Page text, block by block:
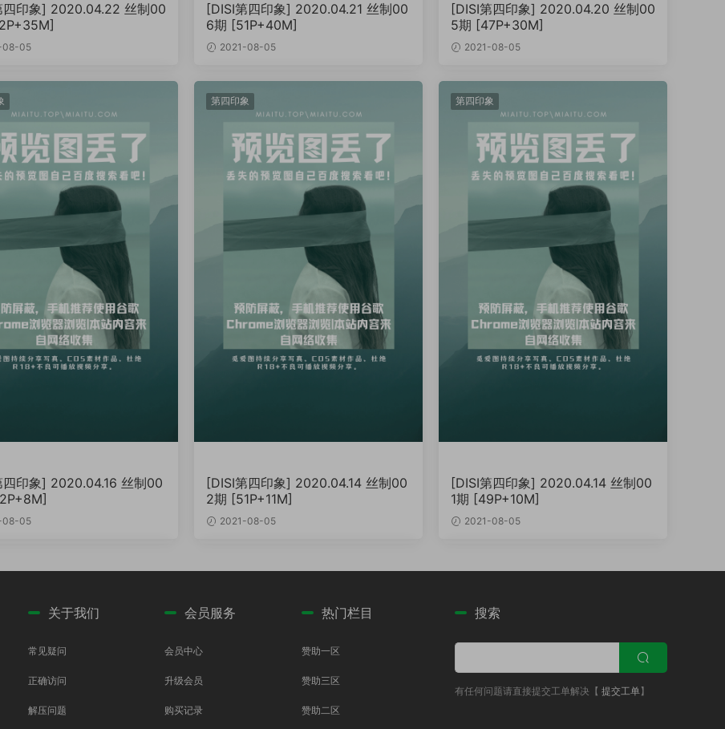
四印象] 2020.04.22 丝制00
08-05
[DISI第四印象] 2020.04.21 丝制00
6期 [51P+40M]
2021-08-05
[DISI第四印象] 2020.04.20 丝制00
5期 [47P+30M]
2021-08-05
四印象] 2020.04.16 丝制00
08-05
第四印象
[DISI第四印象] 2020.04.14 丝制00
2期 [51P+11M]
2021-08-05
第四印象
[DISI第四印象] 2020.04.14 丝制00
1期 [49P+10M]
2021-08-05
关于我们
常见疑问
正确访问
解压问题
会员服务
会员中心
升级会员
购买记录
热门栏目
赞助一区
赞助三区
赞助二区
搜索
有任何问题请直接提交工单解决【 提交工单】